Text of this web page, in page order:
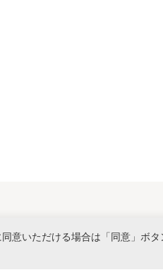
意いただける場合は「同意」ボタ